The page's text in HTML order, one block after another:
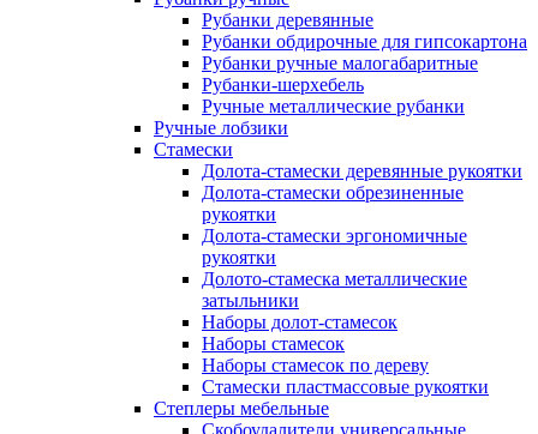
Рубанки деревянные
Рубанки обдирочные для гипсокартона
Рубанки ручные малогабаритные
Рубанки-шерхебель
Ручные металлические рубанки
Ручные лобзики
Стамески
Долота-стамески деревянные рукоятки
Долота-стамески обрезиненные
рукоятки
Долота-стамески эргономичные
рукоятки
Долото-стамеска металлические
затыльники
Наборы долот-стамесок
Наборы стамесок
Наборы стамесок по дереву
Стамески пластмассовые рукоятки
Степлеры мебельные
Скобоудалители универсальные